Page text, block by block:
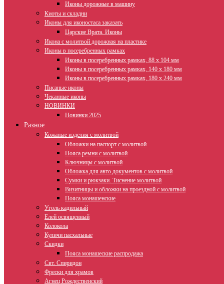
Иконы дорожные в машину
Киоты и складни
Иконы для иконостаса заказать
Царские Врата. Иконы
Икона с молитвой дорожная на пластике
Иконы в посеребренных рамках
Иконы в посеребренных рамках, 88 х 104 мм
Иконы в посеребренных рамках, 140 х 180 мм
Иконы в посеребренных рамках, 180 х 240 мм
Писаные иконы
Чеканные иконы
НОВИНКИ
Новинки 2025
Разное
Кожаные изделия с молитвой
Обложки на паспорт с молитвой
Пояса ремни с молитвой
Ключницы с молитвой
Обложка для авто документов с молитвой
Сумки и рюкзаки. Тиснение молитвой
Визитницы и обложки на проездной с молитвой
Пояса монашенские
Уголь кадильный
Елей освященный
Колокола
Куличи пасхальные
Скидки
Пояса монашеские распродажа
Свт. Спиридон
Фрески для храмов
Агнец Рождественский